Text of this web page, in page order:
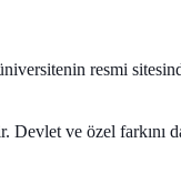
resmi
ve özel farkını